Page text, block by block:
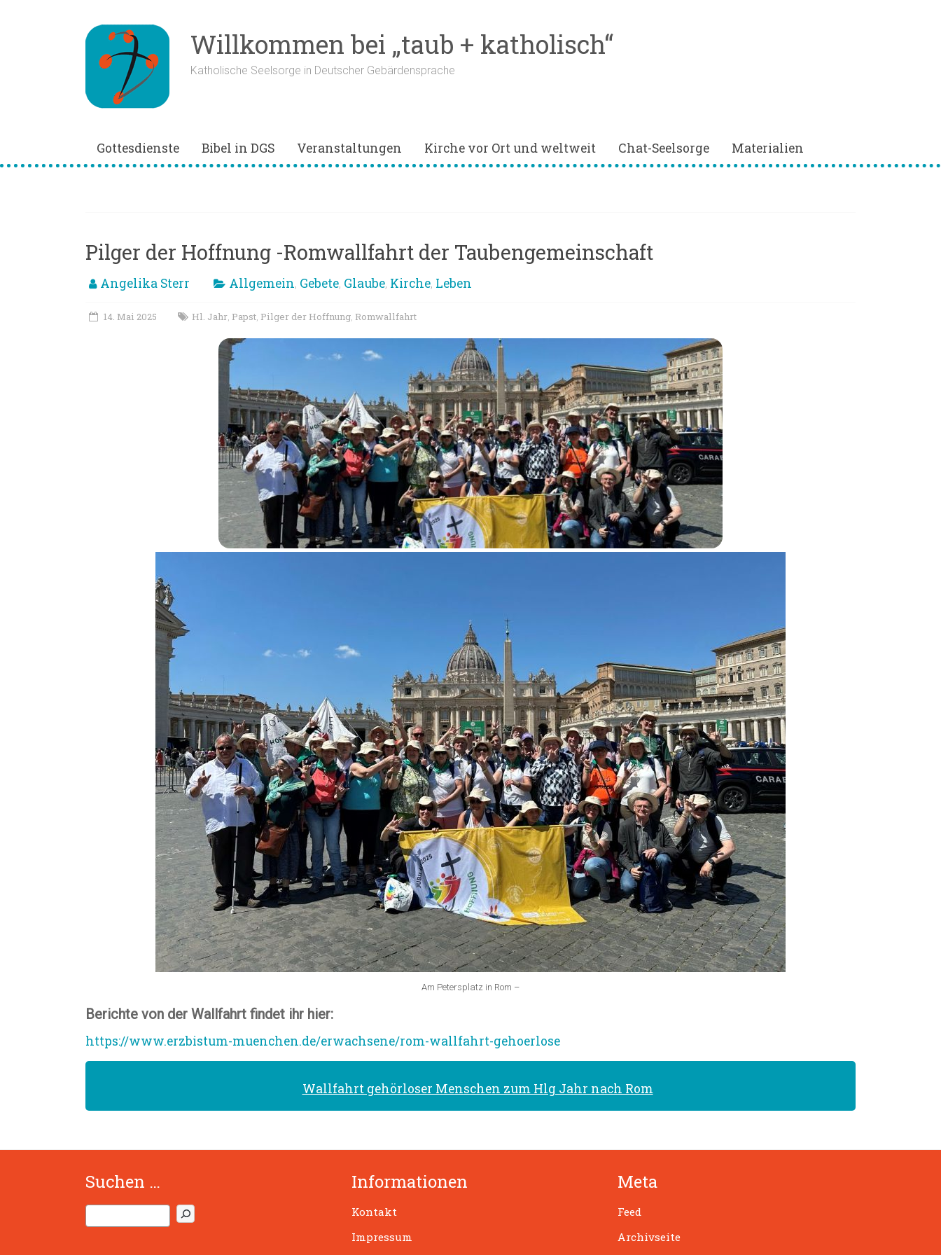
Willkommen bei „taub + katholisch“
Katholische Seelsorge in Deutscher Gebärdensprache
Gottesdienste Bibel in DGS Veranstaltungen Kirche vor Ort und weltweit Chat-Seelsorge Materialien
Pilger der Hoffnung -Romwallfahrt der Taubengemeinschaft
Angelika Sterr Allgemein, Gebete, Glaube, Kirche, Leben
14. Mai 2025 Hl. Jahr, Papst, Pilger der Hoffnung, Romwallfahrt
Am Petersplatz in Rom –
Berichte von der Wallfahrt findet ihr hier:
https://www.erzbistum-muenchen.de/erwachsene/rom-wallfahrt-gehoerlose
Wallfahrt gehörloser Menschen zum Hlg Jahr nach Rom
Suchen …
S
u
Informationen
Kontakt
Impressum
Meta
Feed
Archivseite